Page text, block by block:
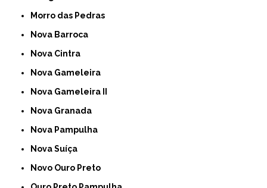
Morro das Pedras
Nova Barroca
Nova Cintra
Nova Gameleira
Nova Gameleira II
Nova Granada
Nova Pampulha
Nova Suíça
Novo Ouro Preto